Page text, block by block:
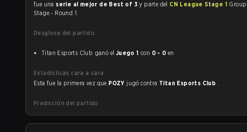
fue una serie al mejor de Best of 3y parte del CN League Stage 1 Group
Stage - Round 1.
Desglose del partido
Titan Esports Club ganó el Juego 1 con 0 - 0 en
Estadísticas cara a cara
Esta fue la primera vez que POZY jugó contra Titan Esports Club .
Predicción del partido